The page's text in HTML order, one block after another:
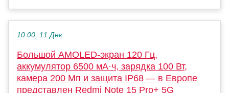
10:00, 11 Дек
Большой AMOLED-экран 120 Гц,
аккумулятор 6500 мА·ч, зарядка 100 Вт,
камера 200 Мп и защита IP68 — в Европе
представлен Redmi Note 15 Pro+ 5G